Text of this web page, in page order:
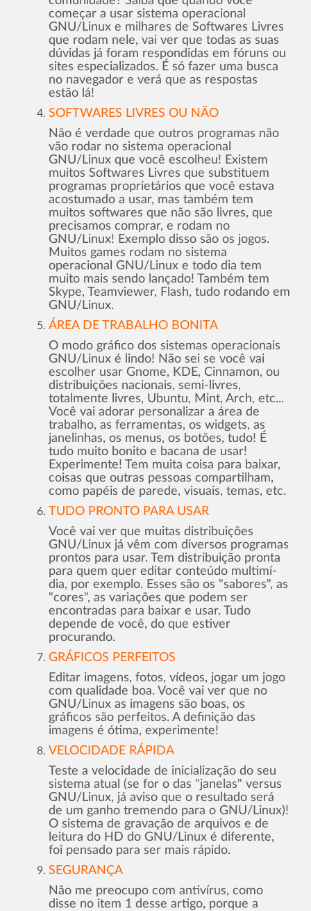
começar a usar sistema operacional
GNU/Linux e milhares de Softwares Livres
que rodam nele, vai ver que todas as suas
dúvidas já foram respondidas em fóruns ou
sites especializados. É só fazer uma busca
no navegador e verá que as respostas
estão lá!
SOFTWARES LIVRES OU NÃO
Não é verdade que outros programas não
vão rodar no sistema operacional
GNU/Linux que você escolheu! Existem
muitos Softwares Livres que substituem
programas proprietários que você estava
acostumado a usar, mas também tem
muitos softwares que não são livres, que
precisamos comprar, e rodam no
GNU/Linux! Exemplo disso são os jogos.
Muitos games rodam no sistema
operacional GNU/Linux e todo dia tem
muito mais sendo lançado! Também tem
Skype, Teamviewer, Flash, tudo rodando em
GNU/Linux.
ÁREA DE TRABALHO BONITA
O modo gráfico dos sistemas operacionais
GNU/Linux é lindo! Não sei se você vai
escolher usar Gnome, KDE, Cinnamon, ou
distribuições nacionais, semi-livres,
totalmente livres, Ubuntu, Mint, Arch, etc...
Você vai adorar personalizar a área de
trabalho, as ferramentas, os widgets, as
janelinhas, os menus, os botões, tudo! É
tudo muito bonito e bacana de usar!
Experimente! Tem muita coisa para baixar,
coisas que outras pessoas compartilham,
como papéis de parede, visuais, temas, etc.
TUDO PRONTO PARA USAR
Você vai ver que muitas distribuições
GNU/Linux já vêm com diversos programas
prontos para usar. Tem distribuição pronta
para quem quer editar conteúdo multimí­
dia, por exemplo. Esses são os "sabores", as
"cores", as variações que podem ser
encontradas para baixar e usar. Tudo
depende de você, do que estiver
procurando.
GRÁFICOS PERFEITOS
Editar imagens, fotos, vídeos, jogar um jogo
com qualidade boa. Você vai ver que no
GNU/Linux as imagens são boas, os
gráficos são perfeitos. A definição das
imagens é ótima, experimente!
VELOCIDADE RÁPIDA
Teste a velocidade de inicialização do seu
sistema atual (se for o das "janelas" versus
GNU/Linux, já aviso que o resultado será
de um ganho tremendo para o GNU/Linux)!
O sistema de gravação de arquivos e de
leitura do HD do GNU/Linux é diferente,
foi pensado para ser mais rápido.
SEGURANÇA
Não me preocupo com antivírus, como
disse no item 1 desse artigo, porque a